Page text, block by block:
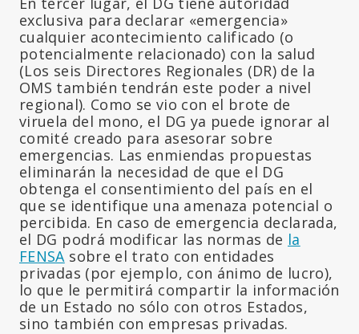
exclusiva para declarar «emergencia»
cualquier acontecimiento calificado (o
potencialmente relacionado) con la salud
(Los seis Directores Regionales (DR) de la
OMS también tendrán este poder a nivel
regional). Como se vio con el brote de
viruela del mono, el DG ya puede ignorar al
comité creado para asesorar sobre
emergencias. Las enmiendas propuestas
eliminarán la necesidad de que el DG
obtenga el consentimiento del país en el
que se identifique una amenaza potencial o
percibida. En caso de emergencia declarada,
el DG podrá modificar las normas de la
FENSA sobre el trato con entidades
privadas (por ejemplo, con ánimo de lucro),
lo que le permitirá compartir la información
de un Estado no sólo con otros Estados,
sino también con empresas privadas.